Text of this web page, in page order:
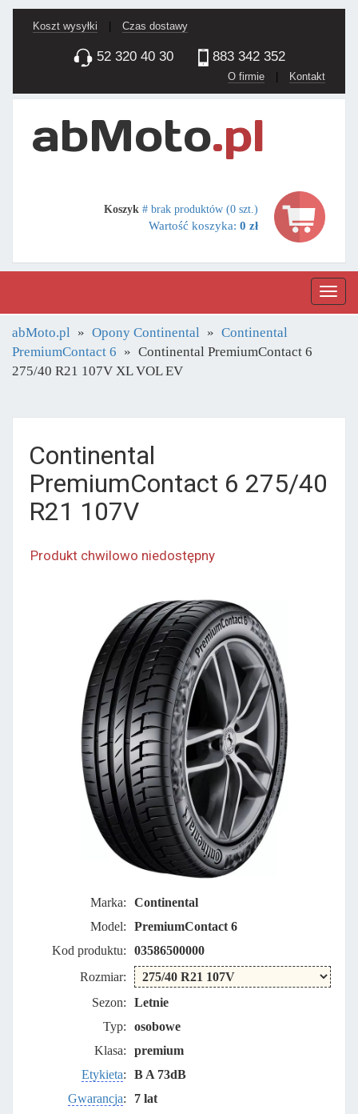
Koszt wysyłki Czas dostawy
52 320 40 30 883 342 352
O firmie | Kontakt
Koszyk # brak produktów (0 szt.)
Wartość koszyka: 0 zł
abMoto.pl Opony Continental
Continental
PremiumContact 6
Continental PremiumContact 6
275/40 R21 107V XL VOL EV
Continental
PremiumContact 6 275/40
R21 107V
Produkt chwilowo niedostępny
Marka:
Continental
Model:
PremiumContact 6
Kod produktu:
03586500000
Rozmiar:
Sezon:
Letnie
Typ:
osobowe
Klasa:
premium
Etykieta:
B A 73dB
Gwarancja:
7 lat